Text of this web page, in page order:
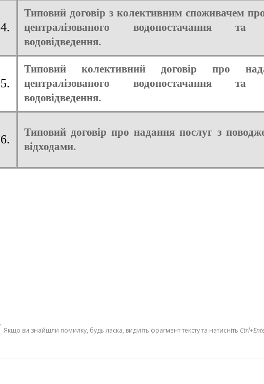
4.
Типовий договір з колективним споживачем
централізованого водопостачання та
водовідведення.
5.
Типовий колективний договір про
централізованого водопостачання та
водовідведення.
6.
Типовий договір про надання послуг з
відходами.
Якщо ви знайшли помилку, будь ласка, виділіть фрагмент тексту та натисніть